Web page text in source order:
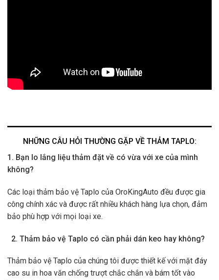
NHỮNG CÂU HỎI THƯỜNG GẶP VỀ THẢM TAPLO:
1. Bạn lo lắng liệu thảm đặt về có vừa với xe của mình
không?
Các loại thảm bảo vệ Taplo của OroKingAuto đều được gia
công chính xác và được rất nhiều khách hàng lựa chọn, đảm
bảo phù hợp với mọi loại xe.
2. Thảm bảo vệ Taplo có cần phải dán keo hay không?
Thảm bảo vệ Taplo của chúng tôi được thiết kế với mặt đáy
cao su in hoa văn chống trượt chắc chắn và bám tốt vào